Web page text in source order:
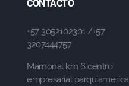
CONTACTO
+57 3052102301 /+57
3207444757
Mamonal km 6 centro
empresarial parquiamerica